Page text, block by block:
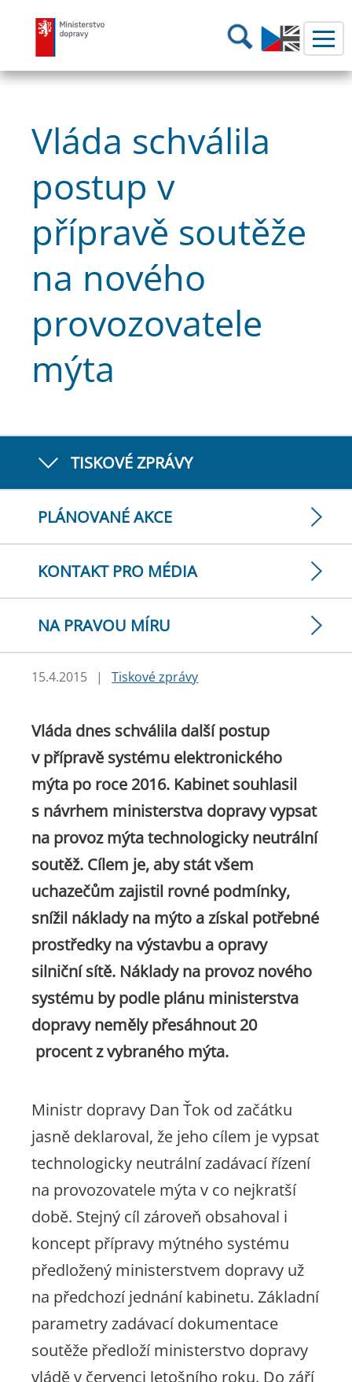
Ministerstvo dopravy Hledání
Vláda schválila
postup v
přípravě soutěže
na nového
provozovatele
mýta
TISKOVÉ ZPRÁVY
PLÁNOVANÉ AKCE
KONTAKT PRO MÉDIA
NA PRAVOU MÍRU
15.4.2015 | Tiskové zprávy
Vláda dnes schválila další postup
v přípravě systému elektronického
mýta po roce 2016. Kabinet souhlasil
s návrhem ministerstva dopravy vypsat
na provoz mýta technologicky neutrální
soutěž. Cílem je, aby stát všem
uchazečům zajistil rovné podmínky,
snížil náklady na mýto a získal potřebné
prostředky na výstavbu a opravy
silniční sítě. Náklady na provoz nového
systému by podle plánu ministerstva
dopravy neměly přesáhnout 20
procent z vybraného mýta.
Ministr dopravy Dan Ťok od začátku
jasně deklaroval, že jeho cílem je vypsat
technologicky neutrální zadávací řízení
na provozovatele mýta v co nejkratší
době. Stejný cíl zároveň obsahoval i
koncept přípravy mýtného systému
předložený ministerstvem dopravy už
na předchozí jednání kabinetu. Základní
parametry zadávací dokumentace
soutěže předloží ministerstvo dopravy
vládě v červenci letošního roku. Do září